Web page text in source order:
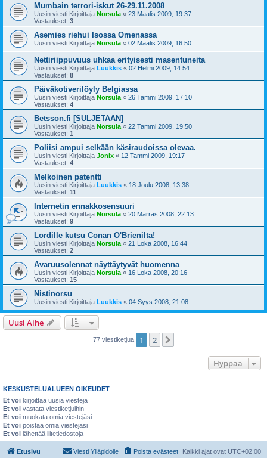
Mumbain terrori-iskut 26-29.11.2008
Uusin viesti Kirjoittaja Norsula « 23 Maalis 2009, 19:37
Vastaukset: 3
Asemies riehui Isossa Omenassa
Uusin viesti Kirjoittaja Norsula « 02 Maalis 2009, 16:50
Nettiriippuvuus uhkaa erityisesti masentuneita
Uusin viesti Kirjoittaja Luukkis « 02 Helmi 2009, 14:54
Vastaukset: 8
Päiväkotiverilöyly Belgiassa
Uusin viesti Kirjoittaja Norsula « 26 Tammi 2009, 17:10
Vastaukset: 4
Betsson.fi [SULJETAAN]
Uusin viesti Kirjoittaja Norsula « 22 Tammi 2009, 19:50
Vastaukset: 1
Poliisi ampui selkään käsiraudoissa olevaa.
Uusin viesti Kirjoittaja Jonix « 12 Tammi 2009, 19:17
Vastaukset: 4
Melkoinen patentti
Uusin viesti Kirjoittaja Luukkis « 18 Joulu 2008, 13:38
Vastaukset: 11
Internetin ennakkosensuuri
Uusin viesti Kirjoittaja Norsula « 20 Marras 2008, 22:13
Vastaukset: 9
Lordille kutsu Conan O'Brienilta!
Uusin viesti Kirjoittaja Norsula « 21 Loka 2008, 16:44
Vastaukset: 2
Avaruusolennat näyttäytyvät huomenna
Uusin viesti Kirjoittaja Norsula « 16 Loka 2008, 20:16
Vastaukset: 15
Nistinorsu
Uusin viesti Kirjoittaja Luukkis « 04 Syys 2008, 21:08
Uusi Aihe
77 viestiketjua 1 2
Hyppää
KESKUSTELUALUEEN OIKEUDET
Et voi kirjoittaa uusia viestejä
Et voi vastata viestiketjuihin
Et voi muokata omia viestejäsi
Et voi poistaa omia viestejäsi
Et voi lähettää liitetiedostoja
Etusivu Kaikki ajat ovat UTC+02:00
Poista evästeet
Viesti Ylläpidolle